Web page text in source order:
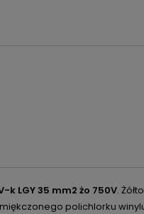
k LGY 35 mm2 żo 750V.
polichlorku